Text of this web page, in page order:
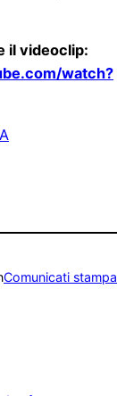
il videoclip:
watch?
Comunicati stampa